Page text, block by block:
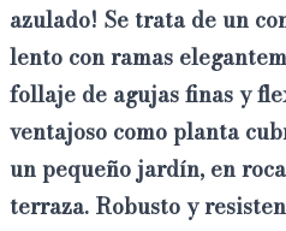
azulado! Se trata de un
lento con ramas
follaje de agujas finas y
ventajoso comoplanta
un pequeño jardín, en
terraza. Robusto y